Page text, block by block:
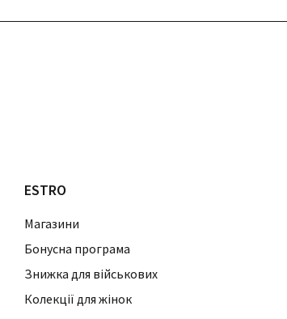
ESTRO
Магазини
Бонусна програма
Знижка для військових
Колекції для жінок